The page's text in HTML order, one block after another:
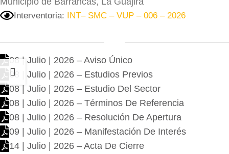
Interventoria: INT– SMC – VUP – 006 – 2026
06 | Julio | 2026 – Aviso Único
08 | Julio | 2026 – Estudios Previos
08 | Julio | 2026 – Estudio Del Sector
08 | Julio | 2026 – Términos De Referencia
08 | Julio | 2026 – Resolución De Apertura
09 | Julio | 2026 – Manifestación De Interés
14 | Julio | 2026 – Acta De Cierre